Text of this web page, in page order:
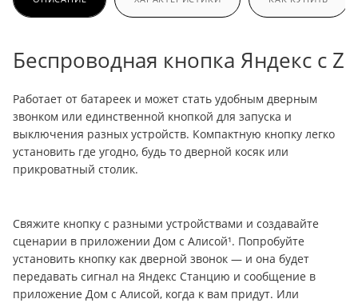
Беспроводная кнопка Яндекс с
Работает от батареек и может стать удобным дверным
звонком или единственной кнопкой для запуска и
выключения разных устройств. Компактную кнопку легко
установить где угодно, будь то дверной косяк или
прикроватный столик.
Свяжите кнопку с разными устройствами и создавайте
сценарии в приложении Дом с Алисой¹. Попробуйте
установить кнопку как дверной звонок — и она будет
передавать сигнал на Яндекс Станцию и сообщение в
приложение Дом с Алисой, когда к вам придут. Или